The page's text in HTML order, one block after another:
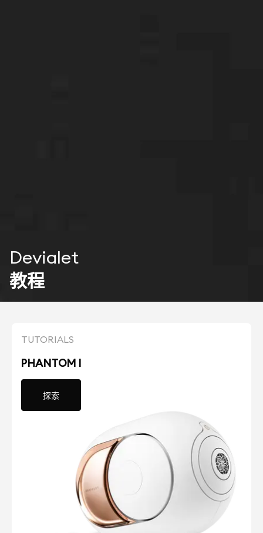
Devialet
教程
TUTORIALS
PHANTOM I
探索